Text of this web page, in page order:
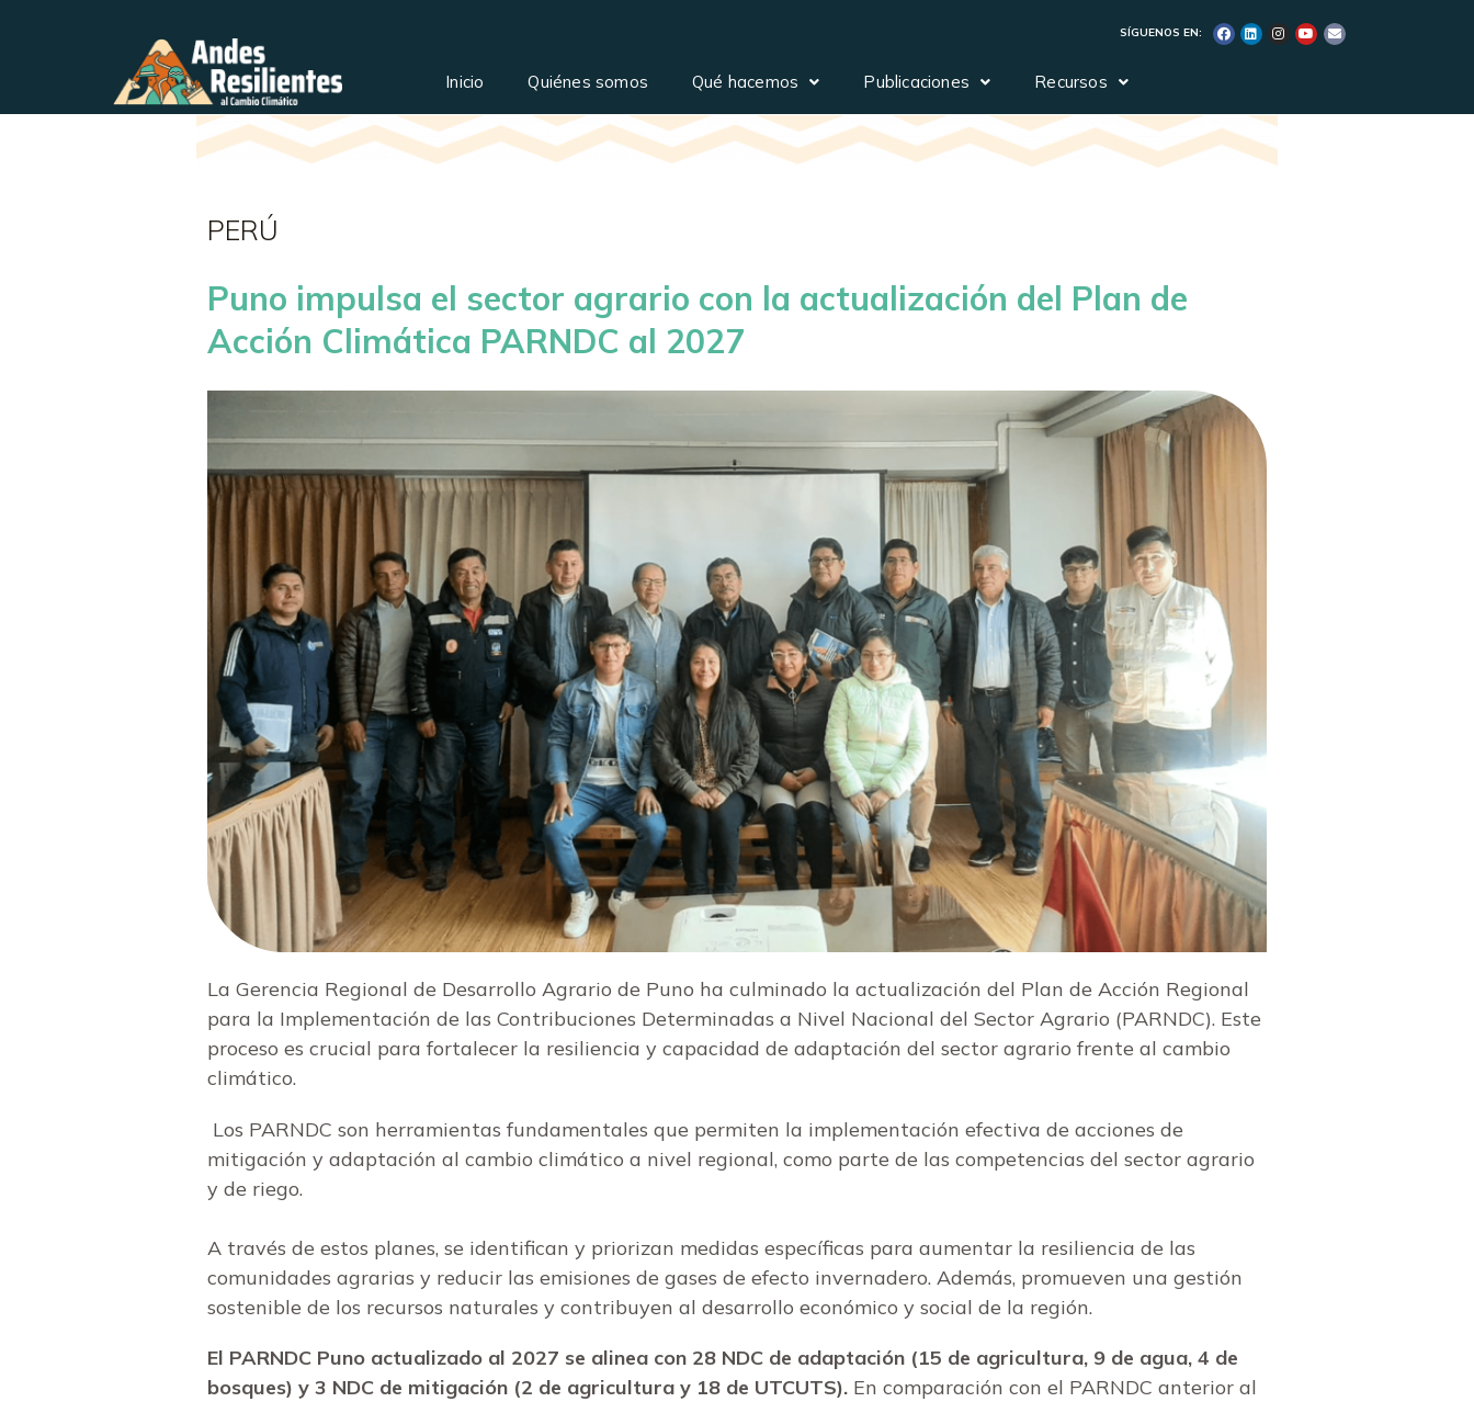
SÍGUENOS EN:
Inicio Quiénes somos Qué hacemos Publicaciones Recursos
PERÚ
Puno impulsa el sector agrario con la actualización del Plan de
Acción Climática PARNDC al 2027
La Gerencia Regional de Desarrollo Agrario de Puno ha culminado la actualización del Plan de Acción Regional
para la Implementación de las Contribuciones Determinadas a Nivel Nacional del Sector Agrario (PARNDC). Este
proceso es crucial para fortalecer la resiliencia y capacidad de adaptación del sector agrario frente al cambio
climático.
Los PARNDC son herramientas fundamentales que permiten la implementación efectiva de acciones de
mitigación y adaptación al cambio climático a nivel regional, como parte de las competencias del sector agrario
y de riego.
A través de estos planes, se identifican y priorizan medidas específicas para aumentar la resiliencia de las
comunidades agrarias y reducir las emisiones de gases de efecto invernadero. Además, promueven una gestión
sostenible de los recursos naturales y contribuyen al desarrollo económico y social de la región.
El PARNDC Puno actualizado al 2027 se alinea con 28 NDC de adaptación (15 de agricultura, 9 de agua, 4 de
bosques) y 3 NDC de mitigación (2 de agricultura y 18 de UTCUTS).En comparación con el PARNDC anterior al